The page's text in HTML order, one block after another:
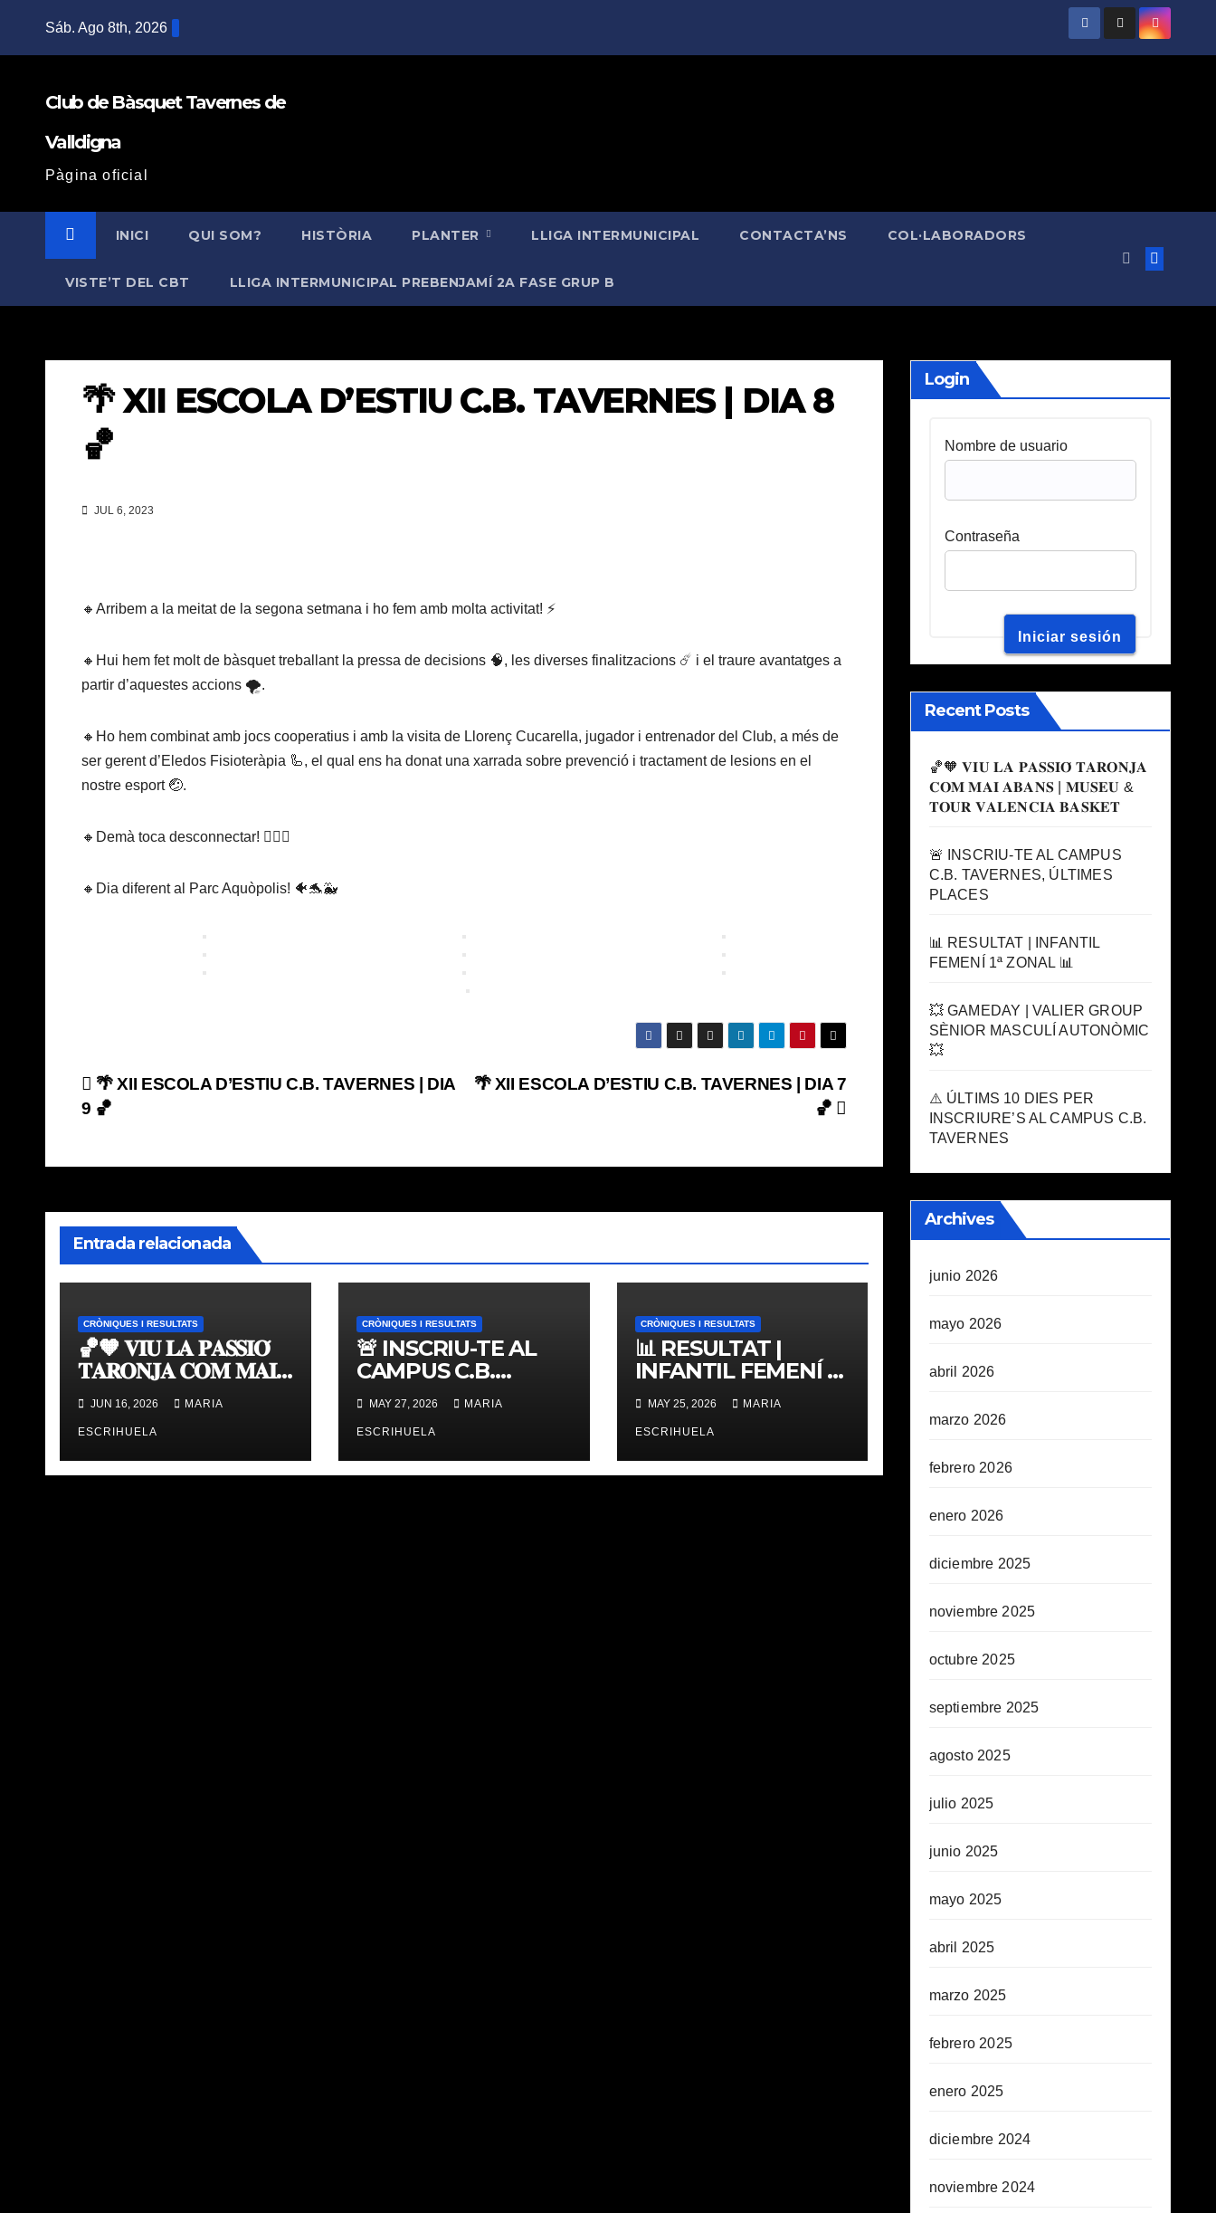
Sáb. Ago 8th, 2026
Club de Bàsquet Tavernes de
Valldigna
Pàgina oficial
INICI QUI SOM? HISTÒRIA PLANTER LLIGA INTERMUNICIPAL CONTACTA’NS COL·LABORADORS
VISTE’T DEL CBT LLIGA INTERMUNICIPAL PREBENJAMÍ 2A FASE GRUP B
🌴 XII ESCOLA D’ESTIU C.B. TAVERNES | DIA 8
🏀
JUL 6, 2023
🔸Arribem a la meitat de la segona setmana i ho fem amb molta activitat! ⚡️
🔸Hui hem fet molt de bàsquet treballant la pressa de decisions 🧠, les diverses finalitzacions ☄️ i el traure avantatges a
partir d’aquestes accions 🌪️.
🔸Ho hem combinat amb jocs cooperatius i amb la visita de Llorenç Cucarella, jugador i entrenador del Club, a més de
ser gerent d’Eledos Fisioteràpia 🦾, el qual ens ha donat una xarrada sobre prevenció i tractament de lesions en el
nostre esport 🤕.
🔸Demà toca desconnectar! 🧘🏽‍♀️
🔸Dia diferent al Parc Aquòpolis! 🐠🐬🐳
Navegación
de
entradas
🌴 XII ESCOLA D’ESTIU C.B. TAVERNES | DIA 7
🏀
🌴 XII ESCOLA D’ESTIU C.B. TAVERNES | DIA
9 🏀
Entrada relacionada
CRÒNIQUES I RESULTATS
🏀🧡 𝐕𝐈𝐔 𝐋𝐀 𝐏𝐀𝐒𝐒𝐈𝐎́
𝐓𝐀𝐑𝐎𝐍𝐉𝐀 𝐂𝐎𝐌 𝐌𝐀𝐈
𝐀𝐁𝐀𝐍𝐒 | 𝐌𝐔𝐒𝐄𝐔 &
𝐓𝐎𝐔𝐑 𝐕𝐀𝐋𝐄𝐍𝐂𝐈𝐀
𝐁𝐀𝐒𝐊𝐄𝐓
JUN 16, 2026 MARIA
ESCRIHUELA
CRÒNIQUES I RESULTATS
🚨 INSCRIU-TE AL
CAMPUS C.B.
TAVERNES,
ÚLTIMES PLACES
MAY 27, 2026 MARIA
ESCRIHUELA
CRÒNIQUES I RESULTATS
📊 RESULTAT |
INFANTIL FEMENÍ 1ª
ZONAL 📊
MAY 25, 2026 MARIA
ESCRIHUELA
Login
Nombre de usuario
Contraseña
Recent Posts
🏀🧡 𝐕𝐈𝐔 𝐋𝐀 𝐏𝐀𝐒𝐒𝐈𝐎́ 𝐓𝐀𝐑𝐎𝐍𝐉𝐀
𝐂𝐎𝐌 𝐌𝐀𝐈 𝐀𝐁𝐀𝐍𝐒 | 𝐌𝐔𝐒𝐄𝐔 &
𝐓𝐎𝐔𝐑 𝐕𝐀𝐋𝐄𝐍𝐂𝐈𝐀 𝐁𝐀𝐒𝐊𝐄𝐓
🚨 INSCRIU-TE AL CAMPUS
C.B. TAVERNES, ÚLTIMES
PLACES
📊 RESULTAT | INFANTIL
FEMENÍ 1ª ZONAL 📊
💥 GAMEDAY | VALIER GROUP
SÈNIOR MASCULÍ AUTONÒMIC
💥
⚠️ ÚLTIMS 10 DIES PER
INSCRIURE’S AL CAMPUS C.B.
TAVERNES
Archives
junio 2026
mayo 2026
abril 2026
marzo 2026
febrero 2026
enero 2026
diciembre 2025
noviembre 2025
octubre 2025
septiembre 2025
agosto 2025
julio 2025
junio 2025
mayo 2025
abril 2025
marzo 2025
febrero 2025
enero 2025
diciembre 2024
noviembre 2024